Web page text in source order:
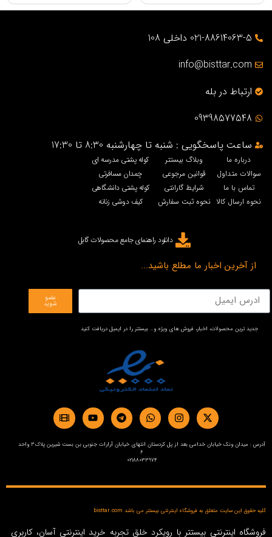
021-88614063-5 داخلی 108
info@bisttar.com
ارتباط در بله
09398577548
ساعت پاسخگویی : شنبه تا چهارشنبه 8:30 تا 17:30
درباره ما
سوالات متداول
تماس با ما
نحوه ارسال کالا
وبلاگ بیستتر
قوانین مرجوعی
شرایط گارانتی
نحوه ثبت سفارش
کوله پشتی مدرسه ای
چمدان مسافرتی
کوله پشتی دانشگاهی
کیف دوشی زنانه
دانلود راهنمای جامع محصولات گابل
از آخرین اخبار ما مطلع باشید...
عضو
شوید
جدید ترین محصولات، اخبار، فروش های ویژه و… بیستتر را در ایمیل دریافت کنید
آدرس : میدان ونک خیابان خدامی بعد از پل کردستان انتهای خیابان آرارات جنوبی بن بست شیرین پلاک3 واحد
6
02188033974
کلیه حقوق این سایت متعلق به فروشگاه اینترنتی بیستتر می باشد bisttar.com
فروشگاه اینترنتی بیستتر با رویکرد خلق تجربه خرید اینترنتی آسان، کاربری